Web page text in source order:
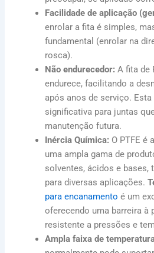
Facilidade de aplicação
enrolar a fita é simples,
fundamental (enrolar na
rosca).
Não endurecedor: A fita de
endurece, facilitando a
após anos de serviço. Esta
significativa para juntas
manutenção futura.
Inércia Química: O PTFE é
uma ampla gama de
solventes, ácidos e bases,
para diversas aplicações.
para encanamento é um
oferecendo uma barreira à
resistente a pressões e
Ampla faixa de